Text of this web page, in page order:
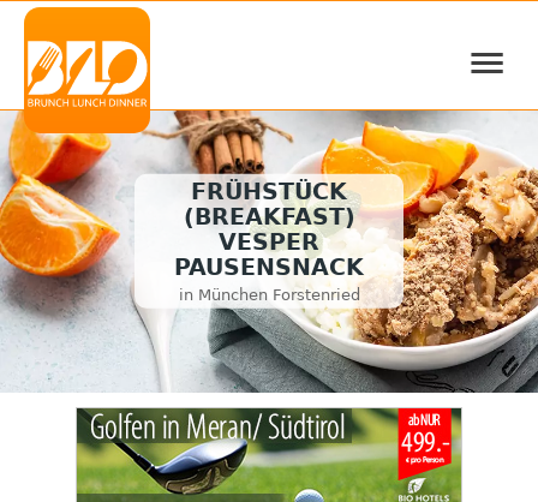
≡
FRÜHSTÜCK
(BREAKFAST)
VESPER
PAUSENSNACK
in München Forstenried